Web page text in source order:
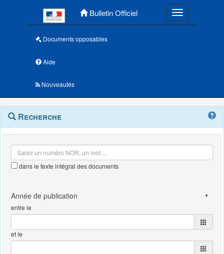
Bulletin Officiel Toggle
Documents opposables
Aide
Nouveautés
Navigation
outils
Menu
contextuel
Recherche
dans le texte intégral des documents
entre le
et le